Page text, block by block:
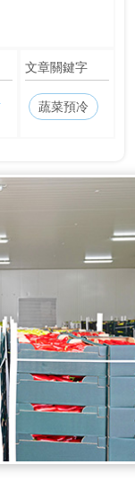
文章關鍵字
蔬菜預冷